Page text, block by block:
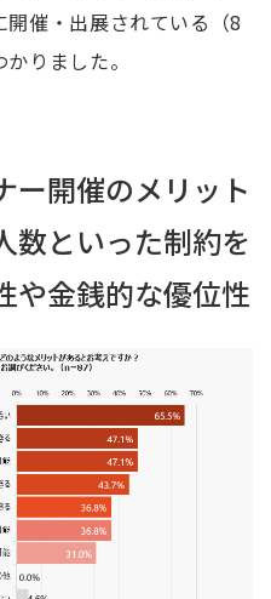
開催・出展されている（8
りました。
ー開催のメリット
数といった制約を
や金銭的な優位性